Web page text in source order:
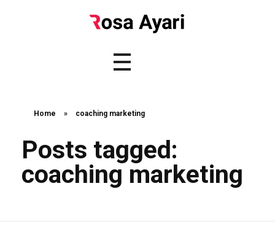
Home » coaching marketing
Posts tagged:
coaching marketing